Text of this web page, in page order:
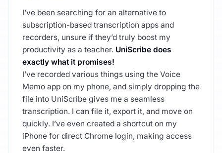
I’ve been searching for an alternative to
subscription-based transcription apps and
recorders, unsure if they’d truly boost my
productivity as a teacher. UniScribe does
exactly what it promises!
I’ve recorded various things using the Voice
Memo app on my phone, and simply dropping the
file into UniScribe gives me a seamless
transcription. I can file it, export it, and move on
quickly. I’ve even created a shortcut on my
iPhone for direct Chrome login, making access
even faster.